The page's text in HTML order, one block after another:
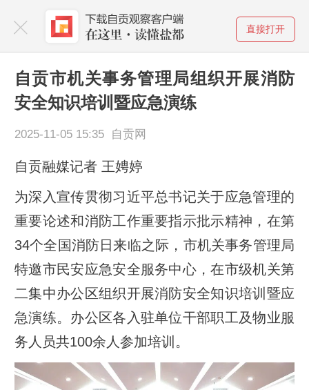
直接打开
自贡市机关事务管理局组织开展消防
安全知识培训暨应急演练
2025-11-05 15:35 自贡网
自贡融媒记者 王娉婷
为深入宣传贯彻习近平总书记关于应急管理的
重要论述和消防工作重要指示批示精神，在第
34个全国消防日来临之际，市机关事务管理局
特邀市民安应急安全服务中心，在市级机关第
二集中办公区组织开展消防安全知识培训暨应
急演练。办公区各入驻单位干部职工及物业服
务人员共100余人参加培训。